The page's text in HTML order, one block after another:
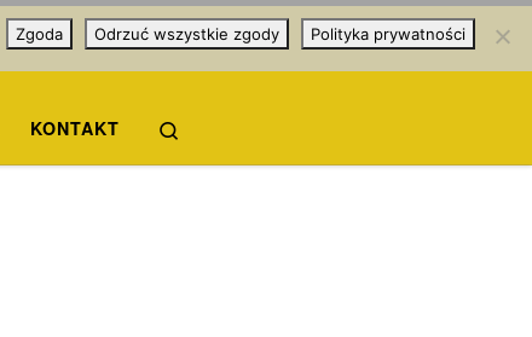
KONTAKT
Zgoda Odrzuć wszystkie zgody Polityka prywatności